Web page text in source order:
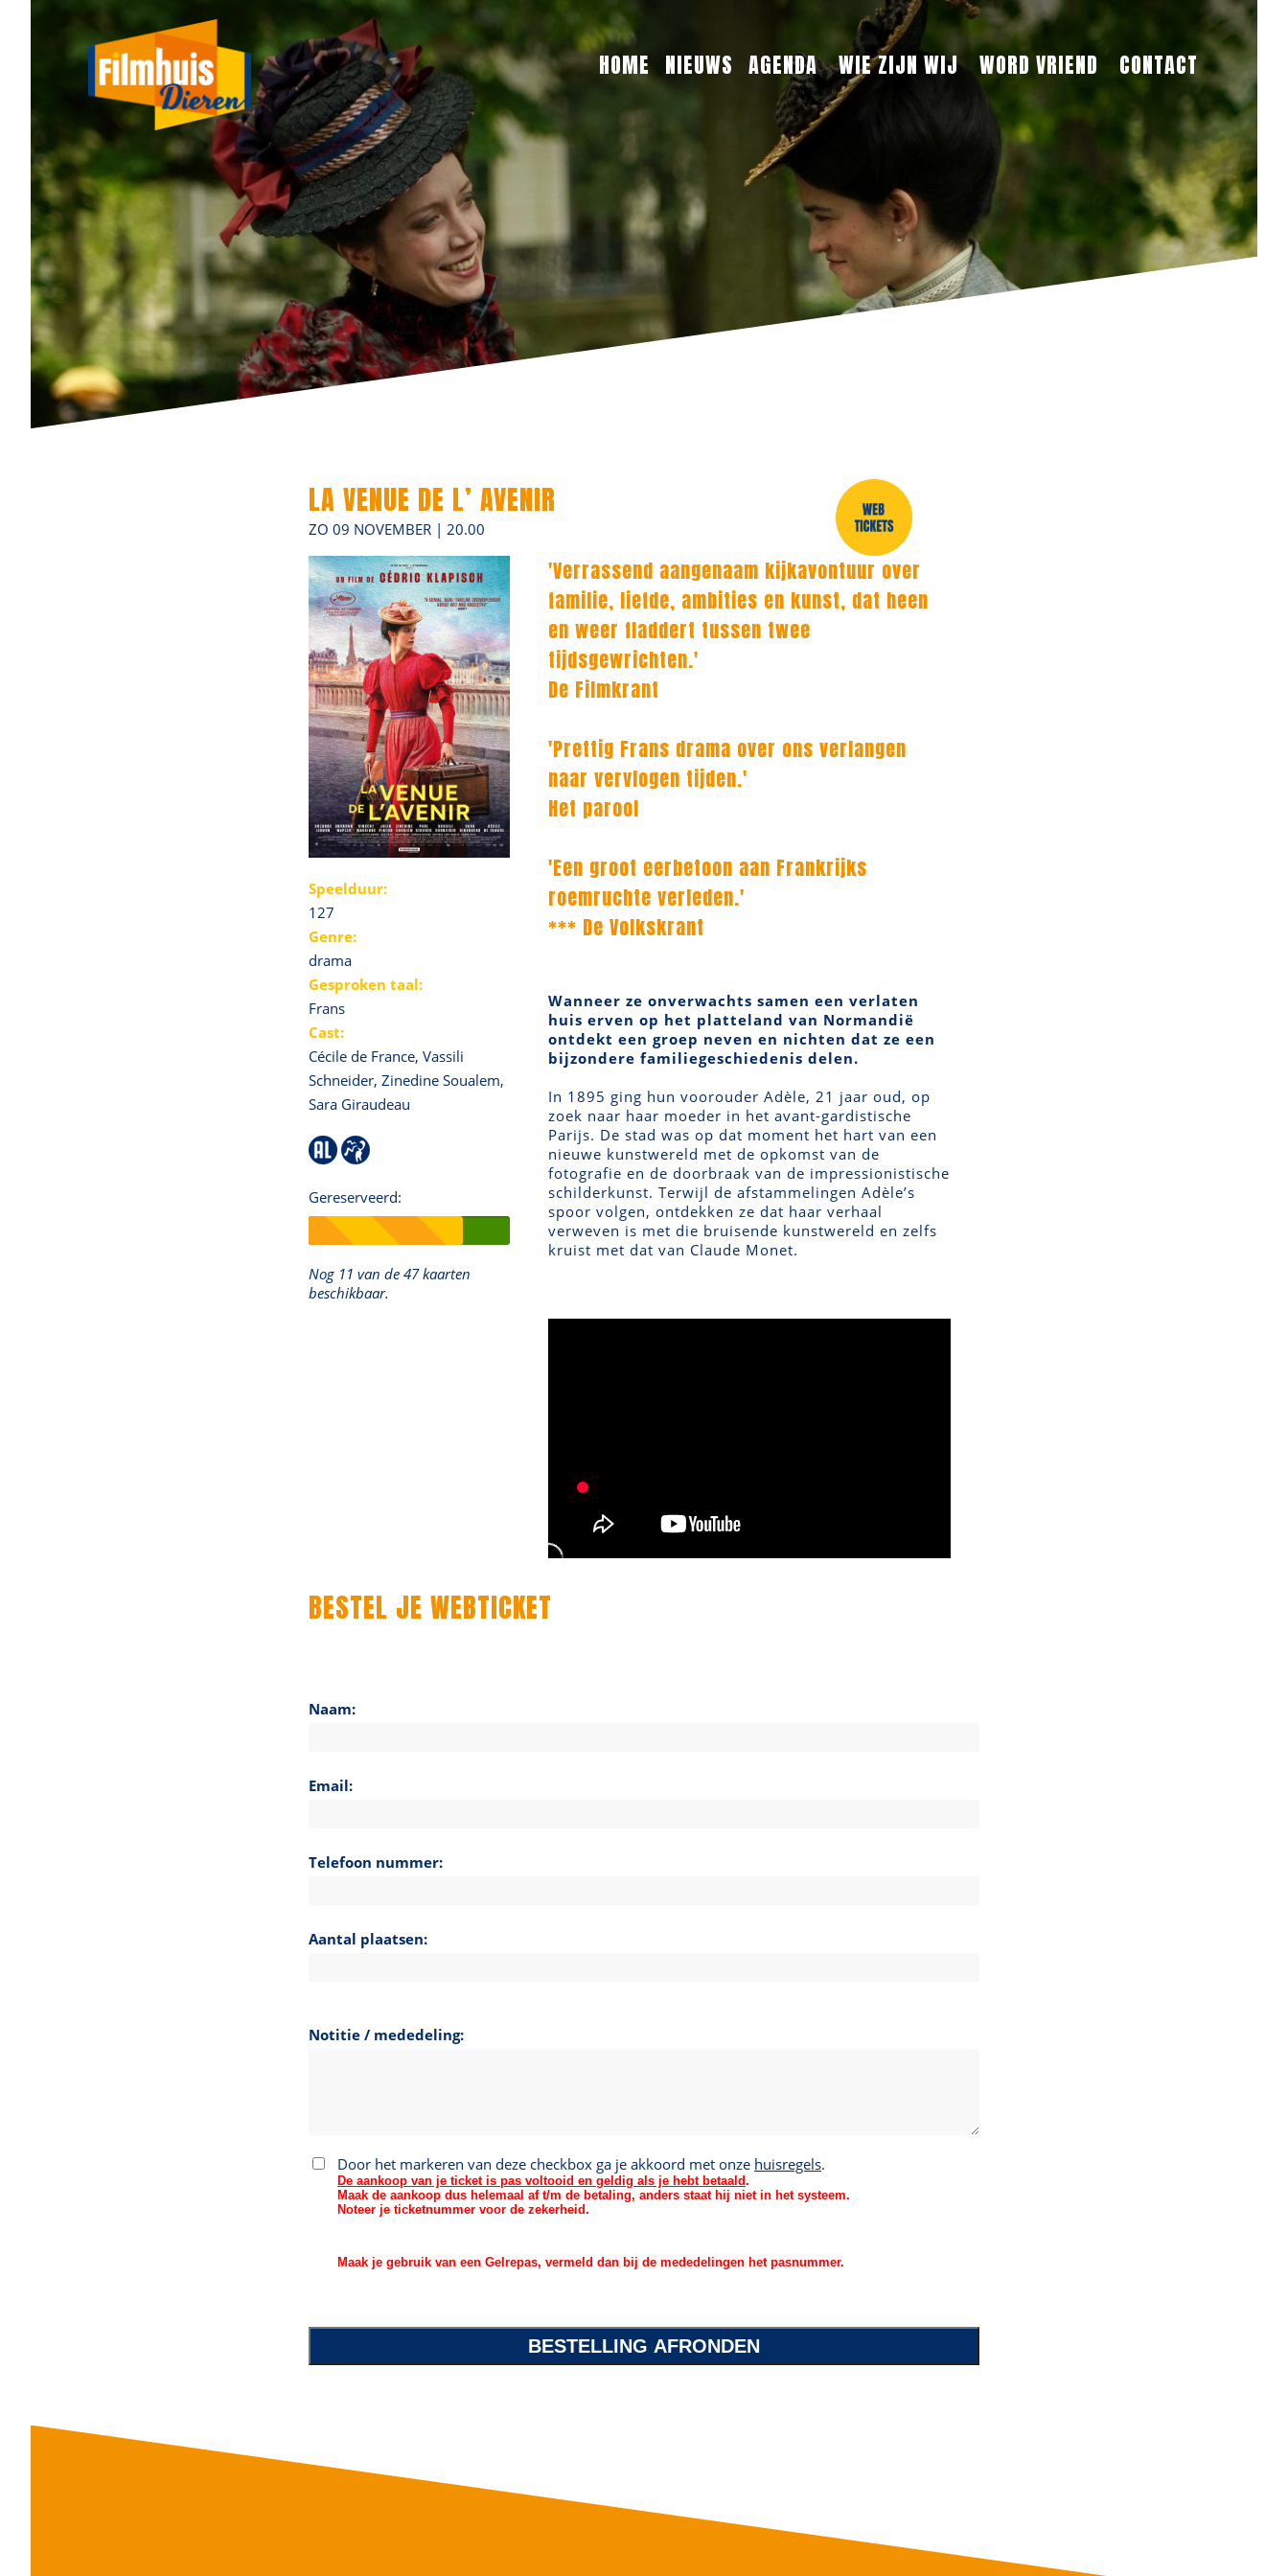
HOME NIEUWS AGENDA WIE ZIJN WIJ WORD VRIEND CONTACT
LA VENUE DE L’ AVENIR
ZO 09 NOVEMBER | 20.00
Speelduur:
127
Genre:
drama
Gesproken taal:
Frans
Cast:
Cécile de France, Vassili
Schneider, Zinedine Soualem,
Sara Giraudeau
Gereserveerd:
Nog 11 van de 47 kaarten
beschikbaar.
'Verrassend aangenaam kijkavontuur over
familie, liefde, ambities en kunst, dat heen
en weer fladdert tussen twee
tijdsgewrichten.'
De Filmkrant
'Prettig Frans drama over ons verlangen
naar vervlogen tijden.'
Het parool
'Een groot eerbetoon aan Frankrijks
roemruchte verleden.'
*** De Volkskrant
Wanneer ze onverwachts samen een verlaten
huis erven op het platteland van Normandië
ontdekt een groep neven en nichten dat ze een
bijzondere familiegeschiedenis delen.
In 1895 ging hun voorouder Adèle, 21 jaar oud, op
zoek naar haar moeder in het avant-gardistische
Parijs. De stad was op dat moment het hart van een
nieuwe kunstwereld met de opkomst van de
fotografie en de doorbraak van de impressionistische
schilderkunst. Terwijl de afstammelingen Adèle’s
spoor volgen, ontdekken ze dat haar verhaal
verweven is met die bruisende kunstwereld en zelfs
kruist met dat van Claude Monet.
BESTEL JE WEBTICKET
Naam:
Email:
Telefoon nummer:
Aantal plaatsen:
Notitie / mededeling:
Door het markeren van deze checkbox ga je akkoord met onze huisregels.
De aankoop van je ticket is pas voltooid en geldig als je hebt betaald.
Maak de aankoop dus helemaal af t/m de betaling, anders staat hij niet in het systeem.
Noteer je ticketnummer voor de zekerheid.
Maak je gebruik van een Gelrepas, vermeld dan bij de mededelingen het pasnummer.